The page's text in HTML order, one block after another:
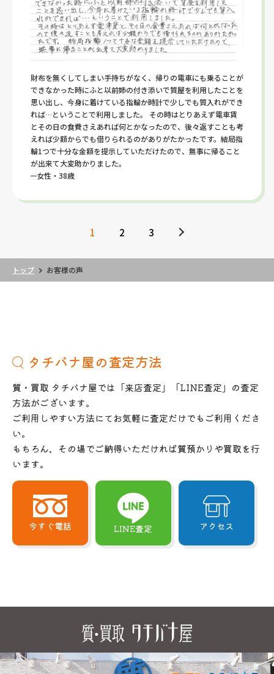
財布を無くしてしまい手持ちがなく、帰りの電車にも乗ることが
できなかった時にふと以前姉の付き添いで質屋を利用したことを
思い出し、今身に着けている指輪か時計で少しでも質入れができ
れば…ということで利用しました。 その時はとりあえず電車賃
とその日の食費さえあれば何とかなったので、後々返すことも考
えれば少額からでも借りられるのがありがたかったです。結局指
輪1つで十分な金額を提示していただけたので、無事に帰ること
が出来て大変助かりました。
女性・38歳
1 2 3
トップ お客様の声
タチバナ屋の査定方法
質・買取 タチバナ屋では「来店査定」「LINE査定」の査定
方法がございます。
ご利用しやすい方法にてお気軽に査定だけでもご利用くださ
い。
もちろん、その場でご納得いただければ質預かりや買取を行
います。
今すぐ電話 LINE査定 アクセス